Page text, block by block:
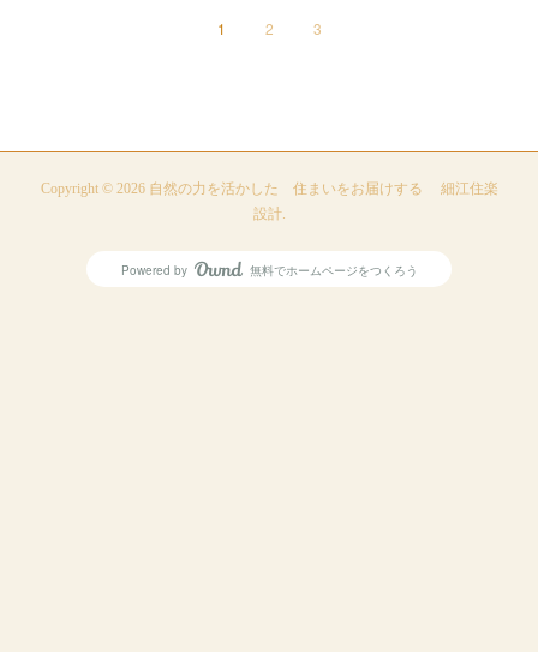
1 2 3
Copyright © 2026 自然の力を活かした 住まいをお届けする 細江住楽
設計.
Powered by AmebaOwnd
無料でホームページをつくろう